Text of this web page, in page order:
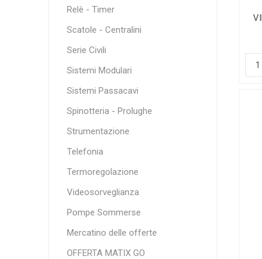
Relè - Timer
Scatole - Centralini
Serie Civili
Sistemi Modulari
Sistemi Passacavi
Spinotteria - Prolughe
Strumentazione
Telefonia
Termoregolazione
Videosorveglianza
Pompe Sommerse
Mercatino delle offerte
OFFERTA MATIX GO